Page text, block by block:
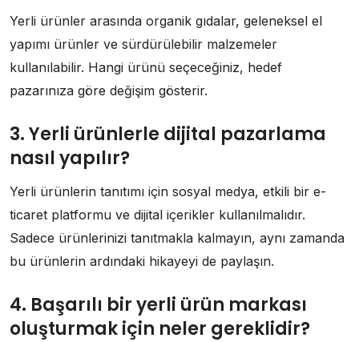
Yerli ürünler arasında organik gıdalar, geleneksel el
yapımı ürünler ve sürdürülebilir malzemeler
kullanılabilir. Hangi ürünü seçeceğiniz, hedef
pazarınıza göre değişim gösterir.
3. Yerli ürünlerle dijital pazarlama
nasıl yapılır?
Yerli ürünlerin tanıtımı için sosyal medya, etkili bir e-
ticaret platformu ve dijital içerikler kullanılmalıdır.
Sadece ürünlerinizi tanıtmakla kalmayın, aynı zamanda
bu ürünlerin ardındaki hikayeyi de paylaşın.
4. Başarılı bir yerli ürün markası
oluşturmak için neler gereklidir?